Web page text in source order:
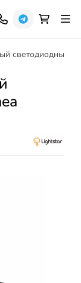
светодиодный